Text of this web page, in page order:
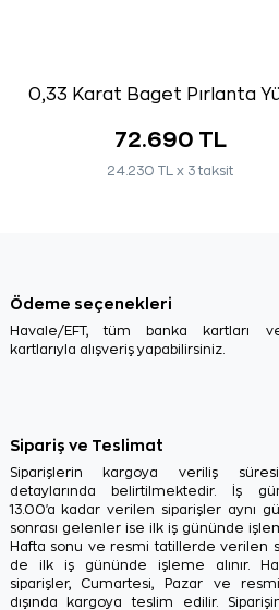
0,33 Karat Baget Pırlanta
72.690 TL
24.230 TL x 3 taksit
Ödeme seçenekleri
Havale/EFT, tüm banka kartları
kartlarıyla alışveriş yapabilirsiniz.
Sipariş ve Teslimat
Siparişlerin kargoya veriliş
detaylarında belirtilmektedir. İş
13.00'a kadar verilen siparişler aynı
sonrası gelenler ise ilk iş gününde
Hafta sonu ve resmi tatillerde verilen
de ilk iş gününde işleme alınır.
siparişler, Cumartesi, Pazar ve
dışında kargoya teslim edilir.